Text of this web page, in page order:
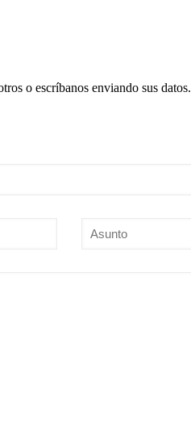
o escríbanos enviando sus datos.